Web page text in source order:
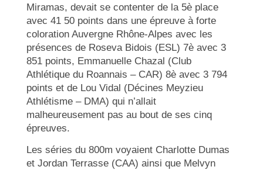
Miramas, devait se contenter de la 5è place
avec 41 50 points dans une épreuve à forte
coloration Auvergne Rhône-Alpes avec les
présences de Roseva Bidois (ESL) 7è avec 3
851 points, Emmanuelle Chazal (Club
Athlétique du Roannais – CAR) 8è avec 3 794
points et de Lou Vidal (Décines Meyzieu
Athlétisme – DMA) qui n’allait
malheureusement pas au bout de ses cinq
épreuves.
Les séries du 800m voyaient Charlotte Dumas
et Jordan Terrasse (CAA) ainsi que Melvyn